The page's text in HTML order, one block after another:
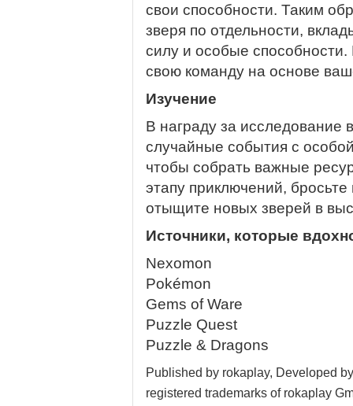
свои способности. Таким
зверя по отдельности,
силу и особые
свою команду на основе
Изучение
В награду за исследование
случайные события с
чтобы собрать важные
этапу приключений,
отыщите новых зверей в
Источники, которые
Nexomon
Pokémon
Gems of Ware
Puzzle Quest
Puzzle & Dragons
Published by rokaplay, Developed
registered trademarks of rokaplay